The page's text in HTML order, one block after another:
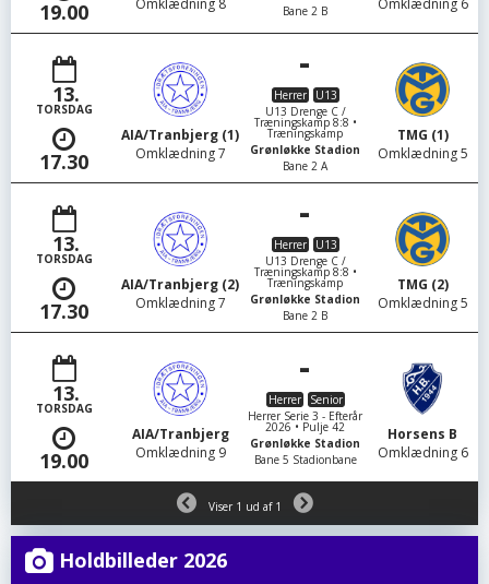
19.00
Omklædning 8
Bane 2 B
Omklædning 6
13.
TORSDAG
17.30
AIA/Tranbjerg (1)
Omklædning 7
-
Herrer
U13
U13 Drenge C /
Træningskamp 8:8 •
Træningskamp
Grønløkke Stadion
Bane 2 A
TMG (1)
Omklædning 5
13.
TORSDAG
17.30
AIA/Tranbjerg (2)
Omklædning 7
-
Herrer
U13
U13 Drenge C /
Træningskamp 8:8 •
Træningskamp
Grønløkke Stadion
Bane 2 B
TMG (2)
Omklædning 5
13.
TORSDAG
19.00
AIA/Tranbjerg
Omklædning 9
-
Herrer
Senior
Herrer Serie 3 - Efterår
2026 • Pulje 42
Grønløkke Stadion
Bane 5 Stadionbane
Horsens B
Omklædning 6
Viser 1 ud af 1
Holdbilleder 2026